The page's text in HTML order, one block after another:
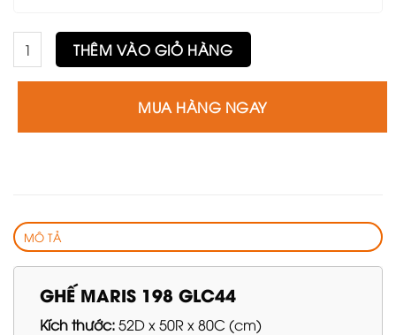
Ghế Maris 198 GLC44 số lượng
THÊM VÀO GIỎ HÀNG
MUA HÀNG NGAY
MÔ TẢ
GHẾ MARIS 198 GLC44
Kích thước:52D x 50R x 80C (cm)